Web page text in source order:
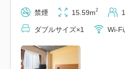
禁煙 15.59m2
ダブルサイズ×1 Wi-Fi